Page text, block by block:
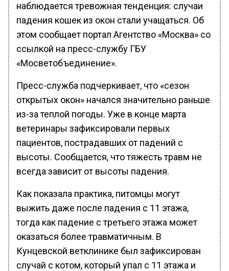
наблюдается тревожная тенденция: случаи
падения кошек из окон стали учащаться. Об
этом сообщает портал Агентство «Москва» со
ссылкой на пресс-службу ГБУ
«Мосветобъединение».
Пресс-служба подчеркивает, что «сезон
открытых окон» начался значительно раньше
из-за теплой погоды. Уже в конце марта
ветеринары зафиксировали первых
пациентов, пострадавших от падений с
высоты. Сообщается, что тяжесть травм не
всегда зависит от высоты падения.
Как показала практика, питомцы могут
выжить даже после падения с 11 этажа,
тогда как падение с третьего этажа может
оказаться более травматичным. В
Кунцевской ветклинике был зафиксирован
случай с котом, который упал с 11 этажа и